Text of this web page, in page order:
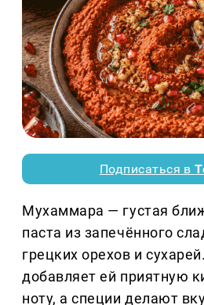
Подписаться в
Мухаммара — густая
паста из запечённого
грецких орехов и
добавляет ей приятную
ноту, а специи делают